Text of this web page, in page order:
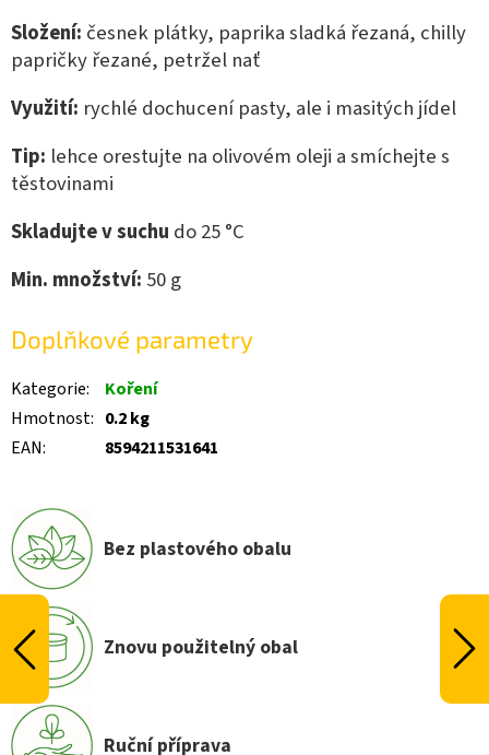
Složení: česnek plátky, paprika sladká řezaná, chilly
papričky řezané, petržel nať
Využití: rychlé dochucení pasty, ale i masitých jídel
Tip: lehce orestujte na olivovém oleji a smíchejte s
těstovinami
Skladujte v suchu do 25 °C
Min. množství: 50g
Doplňkové parametry
Kategorie:
Koření
Hmotnost: 0.2 kg
EAN: 8594211531641
Bez plastového obalu
Znovu použitelný obal
Ruční příprava